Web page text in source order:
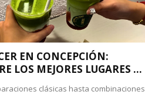
EN CONCEPCIÓN:
LOS MEJORES LUGARES ...
clásicas hasta combinaciones